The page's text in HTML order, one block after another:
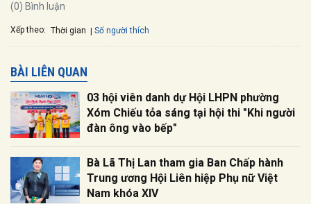
(0) Bình luận
Xếp theo: Thời gian Số người thích
BÀI LIÊN QUAN
03 hội viên danh dự Hội LHPN phường
Xóm Chiếu tỏa sáng tại hội thi "Khi người
đàn ông vào bếp"
Bà Lã Thị Lan tham gia Ban Chấp hành
Trung ương Hội Liên hiệp Phụ nữ Việt
Nam khóa XIV